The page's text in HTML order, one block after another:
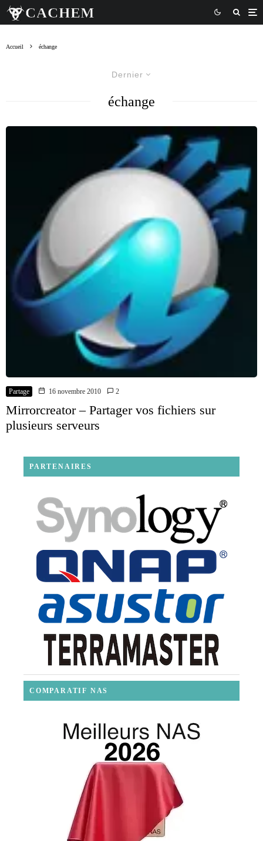
Accueil échange
Dernier
échange
Partage 16 novembre 2010 2
Mirrorcreator – Partager vos fichiers sur
plusieurs serveurs
PARTENAIRES
COMPARATIF NAS